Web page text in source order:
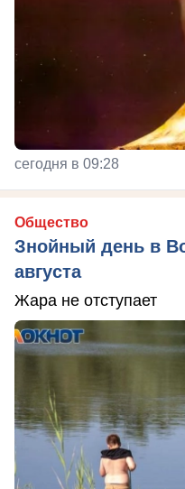
сегодня в 09:28
Общество
Знойный день в
августа
Жара не отступает